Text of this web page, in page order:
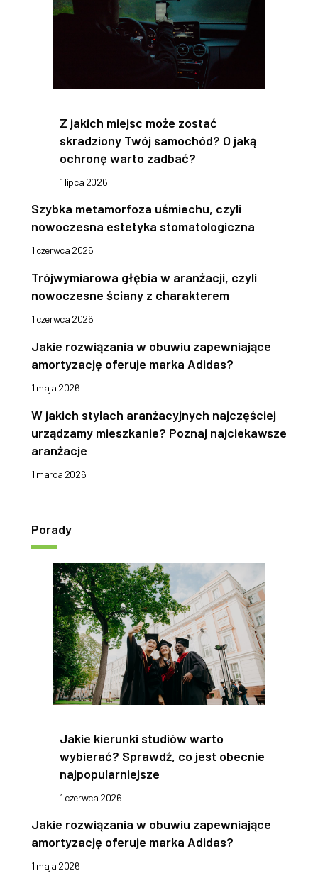
Z jakich miejsc może zostać
skradziony Twój samochód? O jaką
ochronę warto zadbać?
1 lipca 2026
Szybka metamorfoza uśmiechu, czyli
nowoczesna estetyka stomatologiczna
1 czerwca 2026
Trójwymiarowa głębia w aranżacji, czyli
nowoczesne ściany z charakterem
1 czerwca 2026
Jakie rozwiązania w obuwiu zapewniające
amortyzację oferuje marka Adidas?
1 maja 2026
W jakich stylach aranżacyjnych najczęściej
urządzamy mieszkanie? Poznaj najciekawsze
aranżacje
1 marca 2026
Porady
Jakie kierunki studiów warto
wybierać? Sprawdź, co jest obecnie
najpopularniejsze
1 czerwca 2026
Jakie rozwiązania w obuwiu zapewniające
amortyzację oferuje marka Adidas?
1 maja 2026